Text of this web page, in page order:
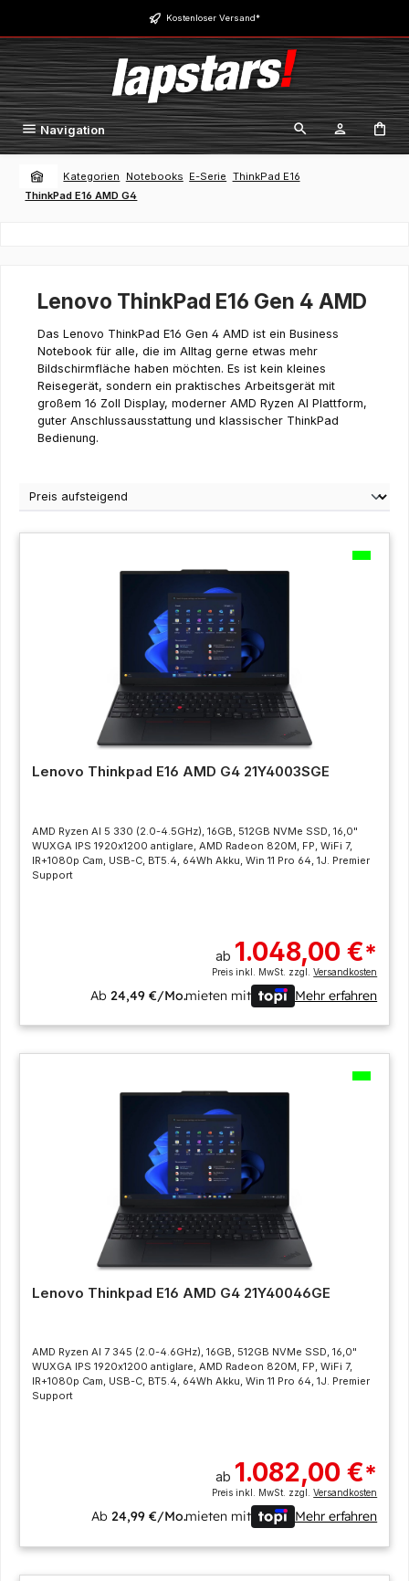
Zum Hauptinhalt springen Kostenloser Versand*
Navigation
Kategorien Notebooks E-Serie ThinkPad E16
ThinkPad E16 AMD G4
Lenovo ThinkPad E16 Gen 4 AMD
Das Lenovo ThinkPad E16 Gen 4 AMD ist ein Business
Notebook für alle, die im Alltag gerne etwas mehr
Bildschirmfläche haben möchten. Es ist kein kleines
Reisegerät, sondern ein praktisches Arbeitsgerät mit
großem 16 Zoll Display, moderner AMD Ryzen AI Plattform,
guter Anschlussausstattung und klassischer ThinkPad
Bedienung.
Lenovo Thinkpad E16 AMD G4 21Y4003SGE
AMD Ryzen AI 5 330 (2.0-4.5GHz), 16GB, 512GB NVMe SSD, 16,0"
WUXGA IPS 1920x1200 antiglare, AMD Radeon 820M, FP, WiFi 7,
IR+1080p Cam, USB-C, BT5.4, 64Wh Akku, Win 11 Pro 64, 1J. Premier
Support
ab 1.048,00 €*
Preis inkl. MwSt. zzgl.Versandkosten
Ab24,49 €/Mo.mieten mit Mehr erfahren
Lenovo Thinkpad E16 AMD G4 21Y40046GE
AMD Ryzen AI 7 345 (2.0-4.6GHz), 16GB, 512GB NVMe SSD, 16,0"
WUXGA IPS 1920x1200 antiglare, AMD Radeon 820M, FP, WiFi 7,
IR+1080p Cam, USB-C, BT5.4, 64Wh Akku, Win 11 Pro 64, 1J. Premier
Support
ab 1.082,00 €*
Preis inkl. MwSt. zzgl.Versandkosten
Ab24,99 €/Mo.mieten mit Mehr erfahren